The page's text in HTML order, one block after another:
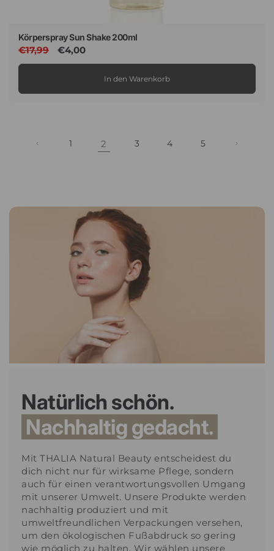
Körperspray Sun Shake 200ml
Normaler
Preis
€17,99 Verkaufspreis
€4,00
In den Warenkorb
1 2 3 4 5
Natürlich schön.
Nachhaltig gedacht.
Mit THALIA Natural Beauty entscheidest du
dich nicht nur für wirksame Pflege, sondern
auch für einen verantwortungsvollen Umgang
mit unserer Umwelt. Unsere Produkte werden
nachhaltig produziert und mit
umweltfreundlichen Verpackungen versehen,
um den ökologischen Fußabdruck so gering
wie möglich zu halten. Wir wählen unsere